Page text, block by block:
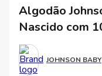
CUPOM DE
Algodão
Nascido com
JOHNSON BABY
3º
cerveja
5º arroz